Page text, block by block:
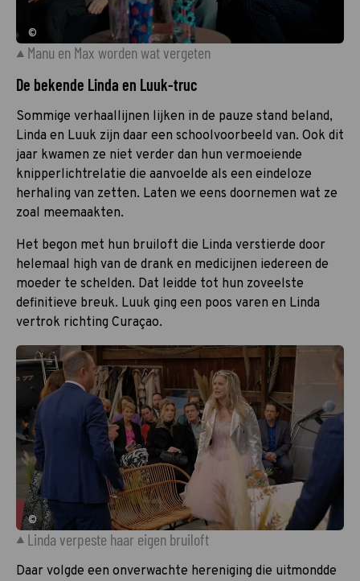
©
Manu en Max worden wat vergeten
De bekende Linda en Luuk-truc
Sommige verhaallijnen lijken in de pauze stand beland,
Linda en Luuk zijn daar een schoolvoorbeeld van. Ook dit
jaar kwamen ze niet verder dan hun vermoeiende
knipperlichtrelatie die aanvoelde als een eindeloze
herhaling van zetten. Laten we eens doornemen wat ze
zoal meemaakten.
Het begon met hun bruiloft die Linda verstierde door
helemaal high van de drank en medicijnen iedereen de
moeder te schelden. Dat leidde tot hun zoveelste
definitieve breuk. Luuk ging een poos varen en Linda
vertrok richting Curaçao.
©
Linda verpeste haar eigen bruiloft
Daar volgde een onverwachte hereniging die uitmondde